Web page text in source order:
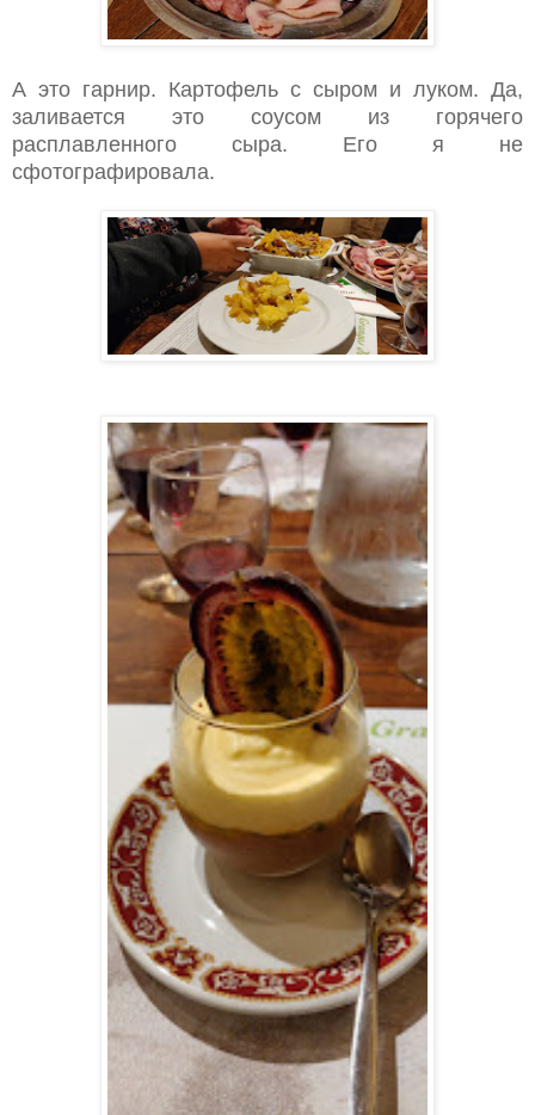
А это гарнир. Картофель с сыром и луком. Да,
заливается это соусом из горячего
расплавленного сыра. Его я не
сфотографировала.